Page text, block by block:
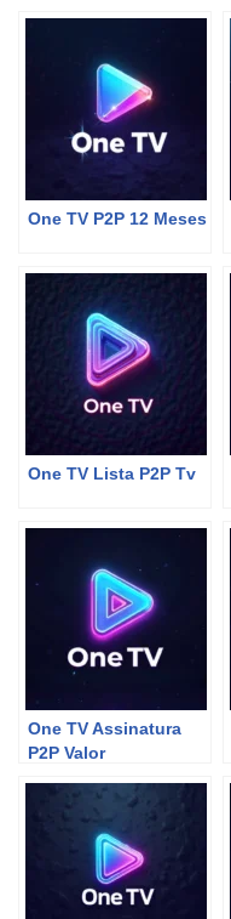
One TV P2P 12 Meses
One TV Lista P2P Tv
One TV Assinatura
P2P Valor